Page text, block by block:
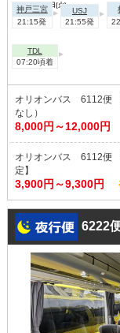
2026年09月01日(火)
神戸三宮
21:15発
USJ
21:55発
TDL
07:20頃着
オリオンバス 6112便
なし）
8,000円～12,000円
オリオンバス 6112便
定】
3,900円～9,300円
6222